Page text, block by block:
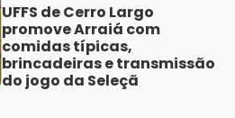
UFFS de Cerro Largo
promove Arraiá com
comidas típicas,
brincadeiras e transmissão
do jogo da Seleçã